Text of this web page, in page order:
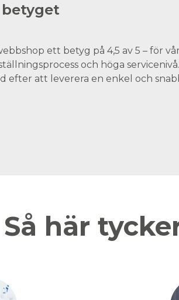
ett betyg på 4,5 av 5 – för
och höga
efter att leverera en enkel och
Så här